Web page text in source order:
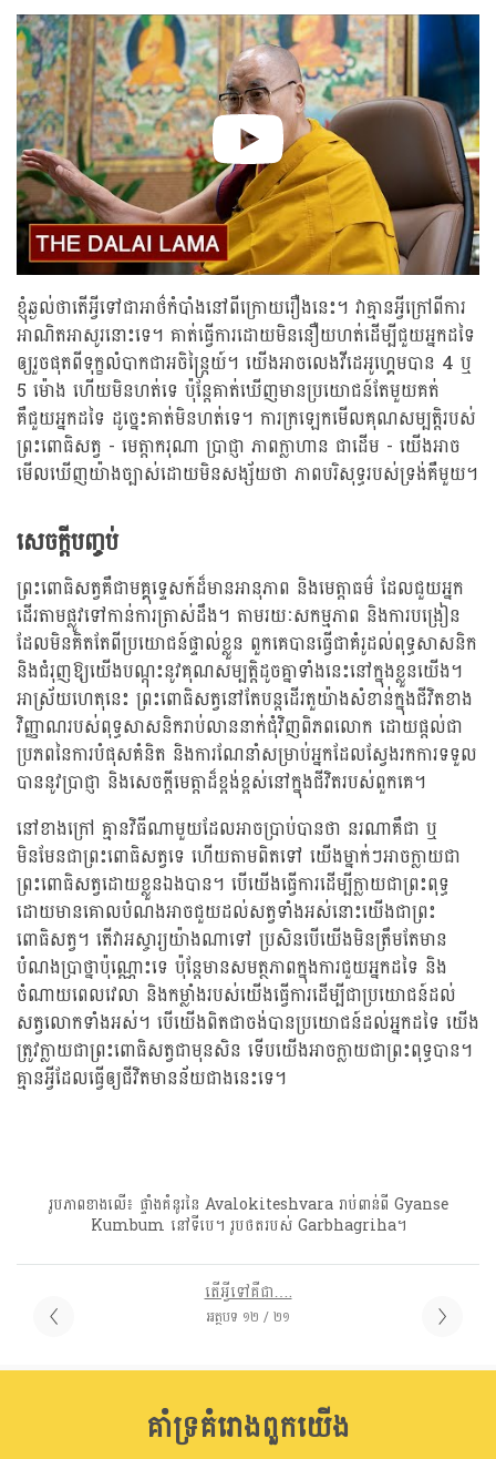
ខ្ញុំឆ្ងល់ថាតើអ្វីទៅជាអាថ៌កំបាំងនៅពីក្រោយរឿងនេះ។ វាគ្មានអ្វីក្រៅពីការ
អាណិតអាសូរនោះទេ។ គាត់ធ្វើការដោយមិននឿយហត់ដើម្បីជួយអ្នកដទៃ
ឲ្យរួចផុតពីទុក្ខលំបាកជាអចិន្ត្រៃយ៍។ យើងអាចលេងវីដេអូហ្គេមបាន 4 ឬ
5 ម៉ោង ហើយមិនហត់ទេ ប៉ុន្តែគាត់ឃើញមានប្រយោជន៍តែមួយគត់
គឺជួយអ្នកដទៃ ដូច្នេះគាត់មិនហត់ទេ។ ការក្រឡេកមើលគុណសម្បត្ដិរបស់
ព្រះពោធិសត្វ - មេត្តាករុណា ប្រាជ្ញា ភាពក្លាហាន ជាដើម - យើងអាច
មើលឃើញយ៉ាងច្បាស់ដោយមិនសង្ស័យថា ភាពបរិសុទ្ធរបស់ទ្រង់គឺមួយ។
សេចក្តីបញ្ចប់
ព្រះពោធិសត្វគឺជាមគ្គុទ្ទេសក៍ដ៏មានអានុភាព និងមេត្តាធម៌ ដែលជួយអ្នក
ដើរតាមផ្លូវទៅកាន់ការត្រាស់ដឹង។ តាមរយៈសកម្មភាព និងការបង្រៀន
ដែលមិនគិតតែពីប្រយោជន៍ផ្ទាល់ខ្លួន ពួកគេបានធ្វើជាគំរូដល់ពុទ្ធសាសនិក
និងជំរុញឱ្យយើងបណ្ដុះនូវគុណសម្បត្ដិដូចគ្នាទាំងនេះនៅក្នុងខ្លួនយើង។
អាស្រ័យហេតុនេះ ព្រះពោធិសត្វនៅតែបន្តដើរតួយ៉ាងសំខាន់ក្នុងជីវិតខាង
វិញ្ញាណរបស់ពុទ្ធសាសនិករាប់លាននាក់ជុំវិញពិភពលោក ដោយផ្តល់ជា
ប្រភពនៃការបំផុសគំនិត និងការណែនាំសម្រាប់អ្នកដែលស្វែងរកការទទួល
បាននូវប្រាជ្ញា និងសេចក្តីមេត្តាដ៏ខ្ពង់ខ្ពស់នៅក្នុងជីវិតរបស់ពួកគេ។
នៅខាងក្រៅ គ្មានវិធីណាមួយដែលអាចប្រាប់បានថា នរណាគឺជា ឬ
មិនមែនជាព្រះពោធិសត្វទេ ហើយតាមពិតទៅ យើងម្នាក់ៗអាចក្លាយជា
ព្រះពោធិសត្វដោយខ្លួនឯងបាន។ បើយើងធ្វើការដើម្បីក្លាយជាព្រះពុទ្ធ
ដោយមានគោលបំណងអាចជួយដល់សត្វទាំងអស់នោះយើងជាព្រះ
ពោធិសត្វ។ តើវាអស្ចារ្យយ៉ាងណាទៅ ប្រសិនបើយើងមិនត្រឹមតែមាន
បំណងប្រាថ្នាប៉ុណ្ណោះទេ ប៉ុន្តែមានសមត្ថភាពក្នុងការជួយអ្នកដទៃ និង
ចំណាយពេលវេលា និងកម្លាំងរបស់យើងធ្វើការដើម្បីជាប្រយោជន៍ដល់
សត្វលោកទាំងអស់។ បើយើងពិតជាចង់បានប្រយោជន៍ដល់អ្នកដទៃ យើង
ត្រូវក្លាយជាព្រះពោធិសត្វជាមុនសិន ទើបយើងអាចក្លាយជាព្រះពុទ្ធបាន។
គ្មានអ្វីដែលធ្វើឲ្យជីវិតមានន័យជាងនេះទេ។
រូបភាពខាងលើ៖ ផ្ទាំងគំនូរនៃ Avalokiteshvara រាប់ពាន់ពី Gyanse
Kumbum នៅទីបេ។ រូបថតរបស់ Garbhagriha។
តើអ្វីទៅគឺជា….
អត្ថបទ ១២ / ២១
គាំទ្រគំរោងពួកយើង